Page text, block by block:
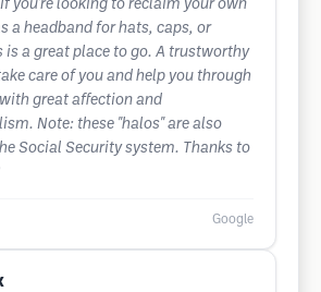
If you're looking to reclaim your own
a headband for hats, caps, or
is a great place to go. A trustworthy
care of you and help you through
great affection and
Note: these "halos" are also
Social Security system. Thanks to
Google